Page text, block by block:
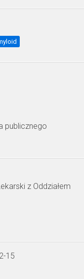
publicznego
z Oddziałem
15